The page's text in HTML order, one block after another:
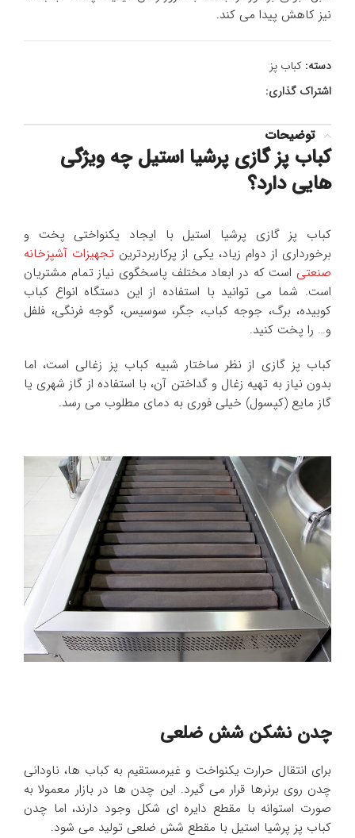
نیز کاهش پیدا می کند.
دسته: کباب پز
اشتراک گذاری:
توضیحات
کباب پز گازی پرشیا استیل چه ویژگی
هایی دارد؟
کباب پز گازی پرشیا استیل با ایجاد یکنواختی پخت و
برخورداری از دوام زیاد، یکی از پرکاربردترین تجهیزات آشپزخانه
صنعتی است که در ابعاد مختلف پاسخگوی نیاز تمام مشتریان
است. شما می توانید با استفاده از این دستگاه انواع کباب
کوبیده، برگ، جوجه کباب، جگر، سوسیس، گوجه فرنگی، فلفل
و… را پخت کنید.
کباب پز گازی از نظر ساختار شبیه کباب پز زغالی است، اما
بدون نیاز به تهیه زغال و گداختن آن، با استفاده از گاز شهری یا
گاز مایع (کپسول) خیلی فوری به دمای مطلوب می رسد.
چدن نشکن شش ضلعی
برای انتقال حرارت یکنواخت و غیرمستقیم به کباب ها، ناودانی
چدن روی برنرها قرار می گیرد. این چدن ها در بازار معمولا به
صورت استوانه با مقطع دایره ای شکل وجود دارند، اما چدن
کباب پز پرشیا استیل با مقطع شش ضلعی تولید می شود.